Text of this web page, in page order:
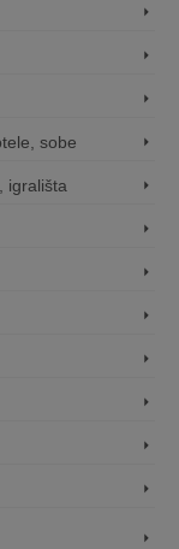
sobe
igrališta